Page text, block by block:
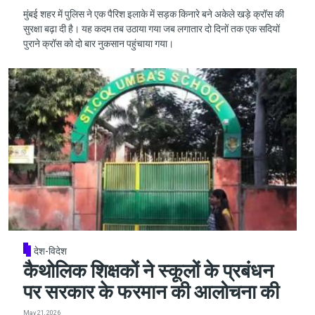
मुंबई शहर में पुलिस ने एक पैरिश इलाके में सड़क किनारे बने अकेले खड़े क्रॉस की
सुरक्षा बढ़ा दी है। यह कदम तब उठाया गया जब लगातार दो दिनों तक एक सदियों
पुराने क्रॉस को दो बार नुकसान पहुंचाया गया।
देश-विदेश
कैथोलिक शिक्षकों ने स्कूलों के प्रबंधन
पर सरकार के फरमान की आलोचना की
May 21, 2026